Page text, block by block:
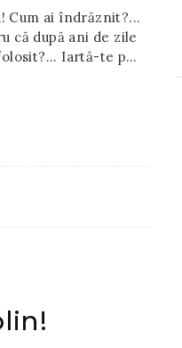
Cum ai îndrăznit?...
că după ani de zile
Iartă-te p…